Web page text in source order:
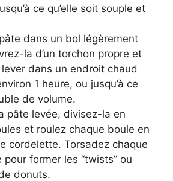
ce qu’elle soit souple et
dans un bol légèrement
la d’un torchon propre et
dans un endroit chaud
1 heure, ou jusqu’à ce
de volume.
pâte levée, divisez-la en
et roulez chaque boule en
cordelette. Torsadez chaque
pour former les “twists” ou
donuts.